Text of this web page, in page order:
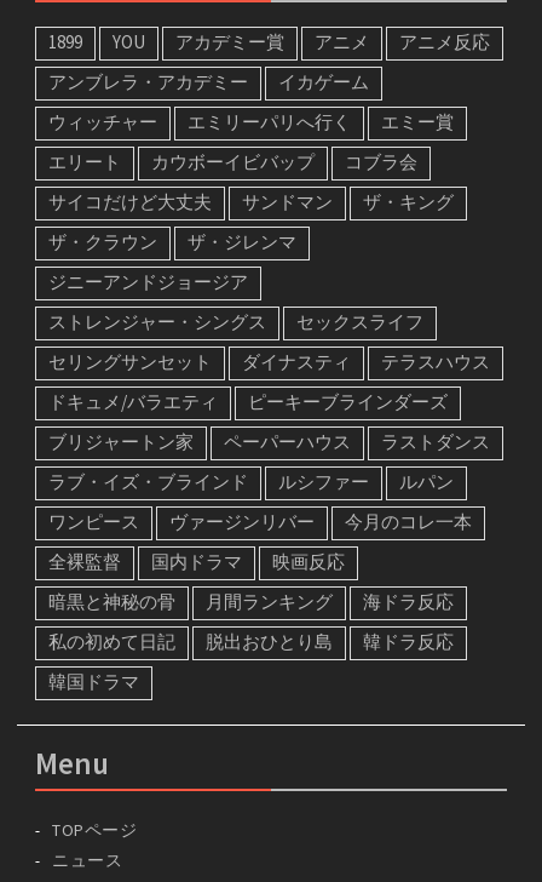
1899 YOU アカデミー賞 アニメ
アニメ反応
アンブレラ・アカデミー
イカゲーム
ウィッチャー
エミリーパリへ行く
エミー賞
エリート
カウボーイビバップ
コブラ会
サイコだけど大丈夫
サンドマン
ザ・キング
ザ・クラウン
ザ・ジレンマ
ジニーアンドジョージア
ストレンジャー・シングス
セックスライフ
セリングサンセット
ダイナスティ
テラスハウス
ドキュメ/バラエティ
ピーキーブラインダーズ
ブリジャートン家
ペーパーハウス
ラストダンス
ラブ・イズ・ブラインド
ルシファー
ルパン
ワンピース
ヴァージンリバー
今月のコレ一本
全裸監督
国内ドラマ
映画反応
暗黒と神秘の骨
月間ランキング
海ドラ反応
私の初めて日記
脱出おひとり島
韓ドラ反応
韓国ドラマ
Menu
TOPページ
ニュース